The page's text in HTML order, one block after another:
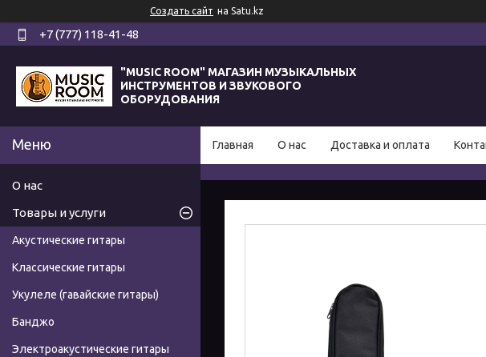
Создать сайт на Satu.kz
+7 (777) 118-41-48
"MUSIC ROOM" МАГАЗИН МУЗЫКАЛЬНЫХ
ИНСТРУМЕНТОВ И ЗВУКОВОГО
ОБОРУДОВАНИЯ
Главная О нас Доставка и оплата
О нас
Товары и услуги
Акустические гитары
Классические гитары
Укулеле (гавайские гитары)
Банджо
Электроакустические гитары